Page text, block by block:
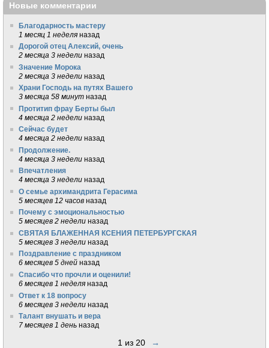
Новые комментарии
Благодарность мастеру
1 месяц 1 неделя назад
Дорогой отец Алексий, очень
2 месяца 3 недели назад
Значение Морока
2 месяца 3 недели назад
Храни Господь на путях Вашего
3 месяца 58 минут назад
Протитип фрау Берты был
4 месяца 2 недели назад
Сейчас будет
4 месяца 2 недели назад
Продолжение.
4 месяца 3 недели назад
Впечатления
4 месяца 3 недели назад
О семье архимандрита Герасима
5 месяцев 12 часов назад
Почему с эмоциональностью
5 месяцев 2 недели назад
СВЯТАЯ БЛАЖЕННАЯ КСЕНИЯ ПЕТЕРБУРГСКАЯ
5 месяцев 3 недели назад
Поздравление с праздником
6 месяцев 5 дней назад
Спасибо что прочли и оценили!
6 месяцев 1 неделя назад
Ответ к 18 вопросу
6 месяцев 3 недели назад
Талант внушать и вера
7 месяцев 1 день назад
1 из 20 →